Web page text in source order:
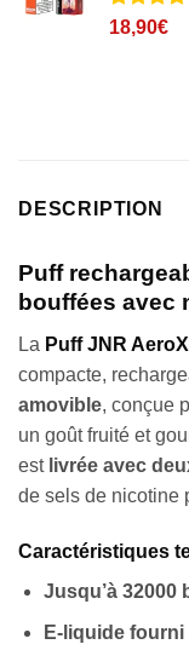
Noté5sur
1
18,90€
DESCRIPTION
Puff
bouffées avec
La Puff JNR
compacte,
amovible, conçue
un goût fruité et
estlivrée avec
de sels de nicotine
Caractéristiques
Jusqu’à 32000
E-liquide fourni